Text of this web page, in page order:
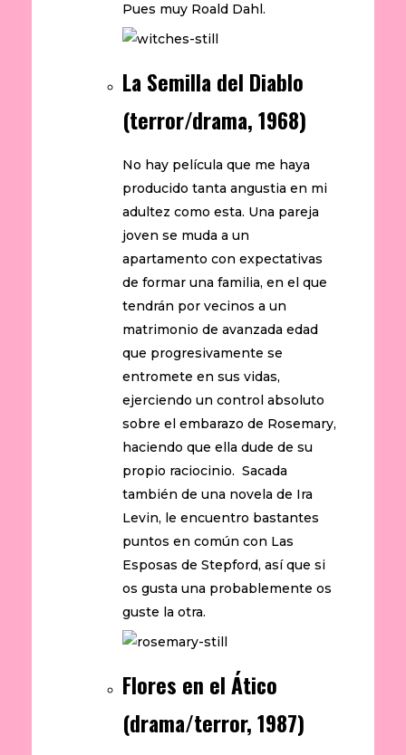
Pues muy Roald Dahl.
La Semilla del Diablo
(terror/drama, 1968)
No hay película que me haya
producido tanta angustia en mi
adultez como esta. Una pareja
joven se muda a un
apartamento con expectativas
de formar una familia, en el que
tendrán por vecinos a un
matrimonio de avanzada edad
que progresivamente se
entromete en sus vidas,
ejerciendo un control absoluto
sobre el embarazo de Rosemary,
haciendo que ella dude de su
propio raciocinio. Sacada
también de una novela de Ira
Levin, le encuentro bastantes
puntos en común con Las
Esposas de Stepford, así que si
os gusta una probablemente os
guste la otra.
Flores en el Ático
(drama/terror, 1987)